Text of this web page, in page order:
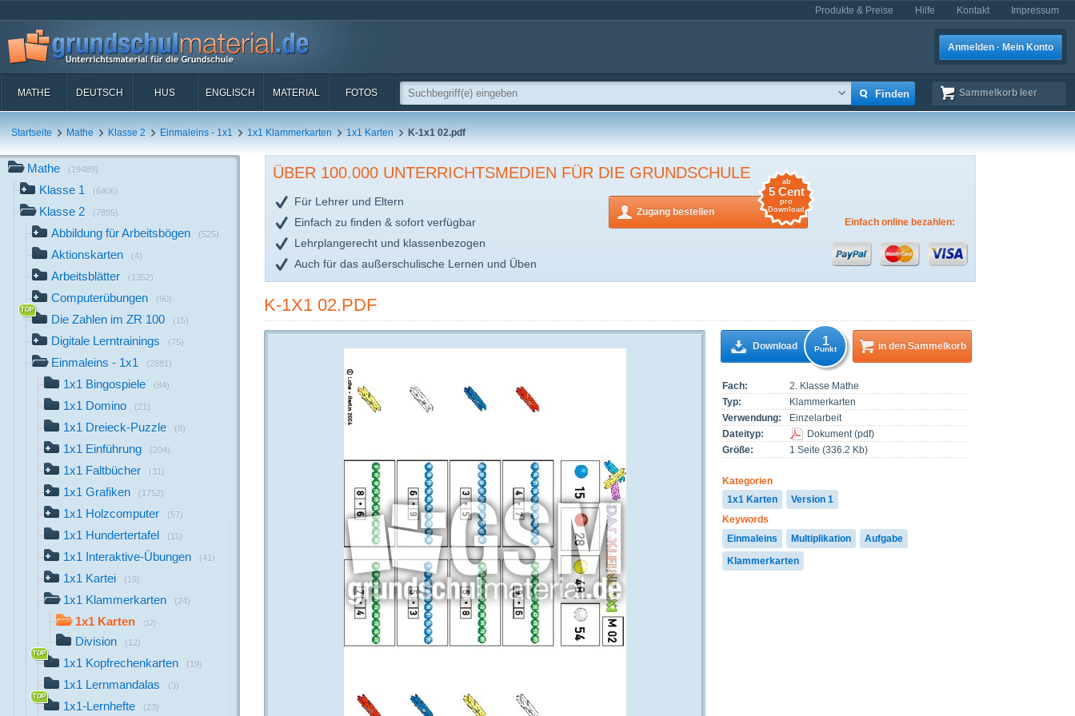
Produkte & Preise Hilfe Kontakt Impressum
Anmelden · Mein Konto
MATHE DEUTSCH HUS ENGLISCH MATERIAL FOTOS Sammelkorb leer
Startseite Mathe Klasse 2 Einmaleins - 1x1 1x1 Klammerkarten 1x1 Karten K-1x1 02.pdf
Mathe (19489)
Klasse 1 (6406)
Klasse 2 (7895)
Abbildung für Arbeitsbögen (525)
Aktionskarten (4)
Arbeitsblätter (1352)
Computerübungen (90)
Die Zahlen im ZR 100 (15)
Digitale Lerntrainings (75)
Einmaleins - 1x1 (2881)
1x1 Bingospiele (84)
1x1 Domino (21)
1x1 Dreieck-Puzzle (8)
1x1 Einführung (204)
1x1 Faltbücher (31)
1x1 Grafiken (1752)
1x1 Holzcomputer (57)
1x1 Hundertertafel (11)
1x1 Interaktive-Übungen (41)
1x1 Kartei (19)
1x1 Klammerkarten (24)
1x1 Karten (12)
Division (12)
1x1 Kopfrechenkarten (19)
1x1 Lernmandalas (3)
1x1-Lernhefte (23)
ÜBER 100.000 UNTERRICHTSMEDIEN FÜR DIE GRUNDSCHULE
Für Lehrer und Eltern
Einfach zu finden & sofort verfügbar
Lehrplangerecht und klassenbezogen
Auch für das außerschulische Lernen und Üben
Zugang bestellen
ab
5 Cent
pro
Download
Einfach online bezahlen:
K-1X1 02.PDF
Fach:
2. Klasse Mathe
Typ:
Klammerkarten
Verwendung:
Einzelarbeit
Dateityp:
Dokument(pdf)
Größe:
1 Seite (336.2 Kb)
Kategorien
1x1 Karten
Version 1
Keywords
Einmaleins
Multiplikation
Aufgabe
Klammerkarten
Download 1
Punkt in den Sammelkorb